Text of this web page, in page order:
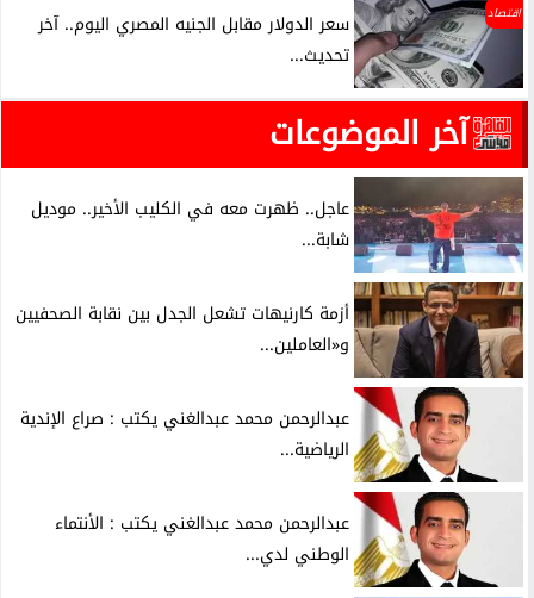
اقتصاد
سعر الدولار مقابل الجنيه المصري اليوم.. آخر
تحديث...
آخر الموضوعات
عاجل.. ظهرت معه في الكليب الأخير.. موديل
شابة...
أزمة كارنيهات تشعل الجدل بين نقابة الصحفيين
و«العاملين...
عبدالرحمن محمد عبدالغني يكتب : صراع الإندية
الرياضية...
عبدالرحمن محمد عبدالغني يكتب : الأنتماء
الوطني لدي...